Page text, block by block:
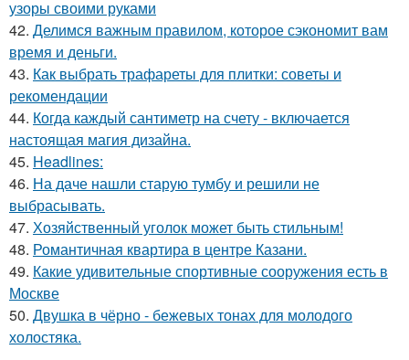
узоры своими руками
42. Делимся важным правилом, которое сэкономит вам
время и деньги.
43. Как выбрать трафареты для плитки: советы и
рекомендации
44. Когда каждый сантиметр на счету - включается
настоящая магия дизайна.
45. Headlines:
46. На даче нашли старую тумбу и решили не
выбрасывать.
47. Хозяйственный уголок может быть стильным!
48. Романтичная квартира в центре Казани.
49. Какие удивительные спортивные сооружения есть в
Москве
50. Двушка в чёрно - бежевых тонах для молодого
холостяка.